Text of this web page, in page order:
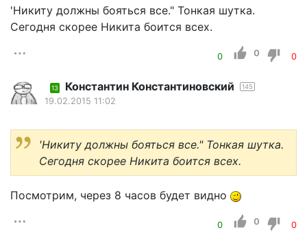
'Никиту должны бояться все." Тонкая шутка.
Сегодня скорее Никита боится всех.
0 0 0
13 Константин Константиновский 145
19.02.2015 11:02
'Никиту должны бояться все." Тонкая шутка.
Сегодня скорее Никита боится всех.
Посмотрим, через 8 часов будет видно
0 0 0